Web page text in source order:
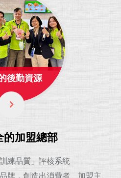
後勤資源
的加盟總部
練品質」評核系統
牌，創造出消費者、加盟主、